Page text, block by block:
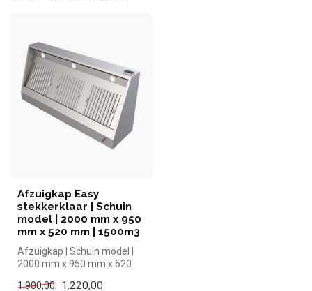
Afzuigkap Easy
stekkerklaar | Schuin
model | 2000 mm x 950
mm x 520 mm | 1500m3
Afzuigkap | Schuin model |
2000 mm x 950 mm x 520
kop...
1.900,00 1.220,00